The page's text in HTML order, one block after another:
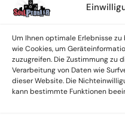
Um Ihnen optimale Erlebnisse
wie Cookies, um
zuzugreifen. Die Zustimmung zu
Verarbeitung von Daten wie
dieser Website. Die
kann bestimmte Funktionen
entwickelt aus dem
unserer Online-Gig-
Wir bieten eine breite
sammelwürdigen als auch
Vinyl, CD und weiteren Medien.
Sowohl neue als auch